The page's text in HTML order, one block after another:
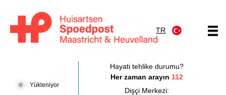
TR
Yükleniyor
Hayati tehlike durumu?
Her zaman arayın 112
Dişçi Merkezi: